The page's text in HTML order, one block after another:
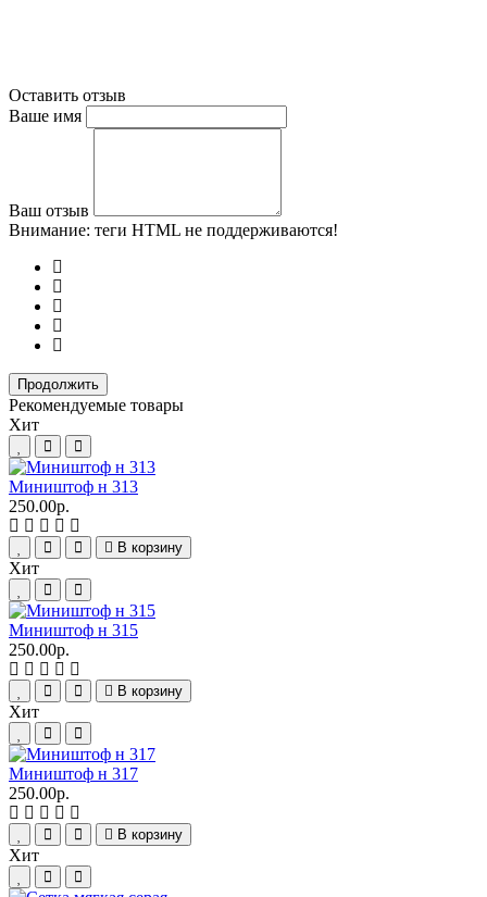
Оставить отзыв
Ваше имя
Ваш отзыв
Внимание: теги HTML не поддерживаются!
Продолжить
Рекомендуемые товары
Хит
Миништоф н 313
250.00р.
В корзину
Хит
Миништоф н 315
250.00р.
В корзину
Хит
Миништоф н 317
250.00р.
В корзину
Хит